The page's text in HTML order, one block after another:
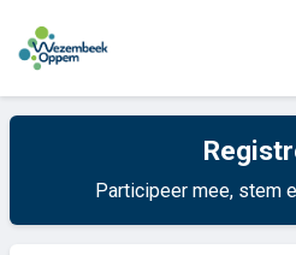
Participeer mee, stem